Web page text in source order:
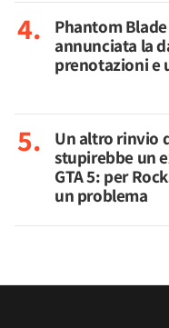
Phantom
annunciata la
prenotazioni e
Un altro rinvio
stupirebbe un
GTA 5: per
un problema